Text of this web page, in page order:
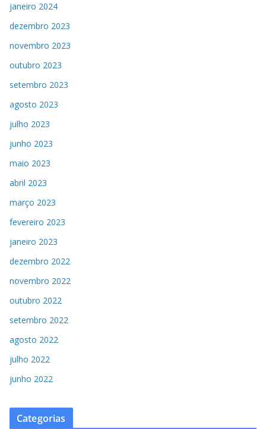
janeiro 2024
dezembro 2023
novembro 2023
outubro 2023
setembro 2023
agosto 2023
julho 2023
junho 2023
maio 2023
abril 2023
março 2023
fevereiro 2023
janeiro 2023
dezembro 2022
novembro 2022
outubro 2022
setembro 2022
agosto 2022
julho 2022
junho 2022
Categorias